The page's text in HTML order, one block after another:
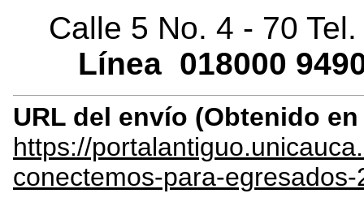
Calle 5 No. 4 - 70
Línea 018000
URL del envío (Obtenido
https://
conectemos-para-egresados-